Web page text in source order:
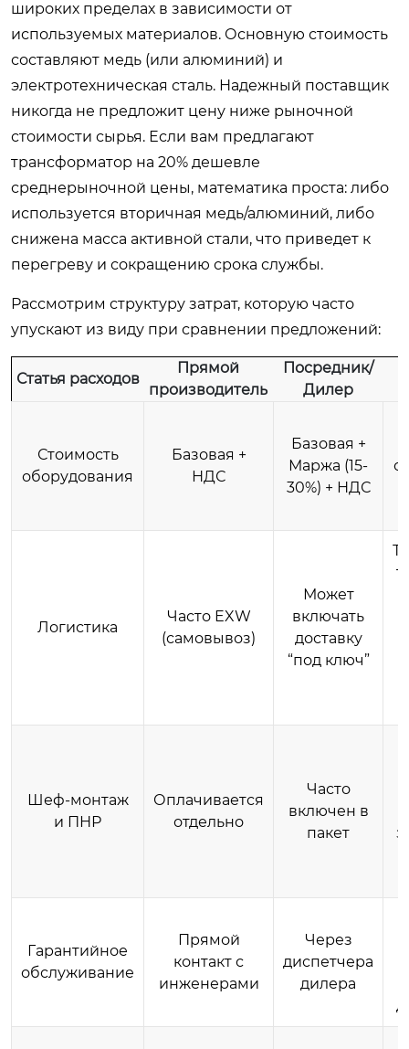
широких пределах в зависимости от
используемых материалов. Основную стоимость
составляют медь (или алюминий) и
электротехническая сталь. Надежный поставщик
никогда не предложит цену ниже рыночной
стоимости сырья. Если вам предлагают
трансформатор на 20% дешевле
среднерыночной цены, математика проста: либо
используется вторичная медь/алюминий, либо
снижена масса активной стали, что приведет к
перегреву и сокращению срока службы.
Рассмотрим структуру затрат, которую часто
упускают из виду при сравнении предложений:
Статья расходов
Прямой
производитель
Посредник/
Дилер
Стоимость
оборудования
Базовая +
НДС
Базовая +
Маржа (15-
30%) + НДС
Логистика
Часто EXW
(самовывоз)
Может
включать
доставку
“под ключ”
Шеф-монтаж
и ПНР
Оплачивается
отдельно
Часто
включен в
пакет
Гарантийное
обслуживание
Прямой
контакт с
инженерами
Через
диспетчера
дилера